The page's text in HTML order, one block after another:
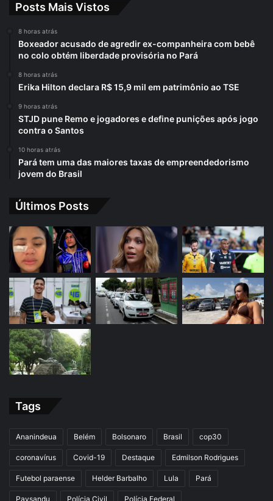
Posts Mais Vistos
8 horas atrás
Boxeador acusado de agredir ex-companheira com bebê
no colo obtém liberdade provisória no Pará
8 horas atrás
Erika Hilton declara R$ 15,9 mil em patrimônio ao TSE
9 horas atrás
STJD pune Remo e jogadores e define punições após jogo
contra o Santos
10 horas atrás
Pará tem uma das maiores taxas de empreendedorismo
jovem do Brasil
Últimos Posts
Tags
Ananindeua Belém Bolsonaro Brasil cop30
coronavírus Covid-19 Destaque Edmilson Rodrigues
Futebol paraense Helder Barbalho Lula Pará
Paysandu Polícia Civil Polícia Federal